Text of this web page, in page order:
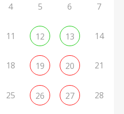
4 5 6 7
11 12 13 14
18 19 20 21
25 26 27 28